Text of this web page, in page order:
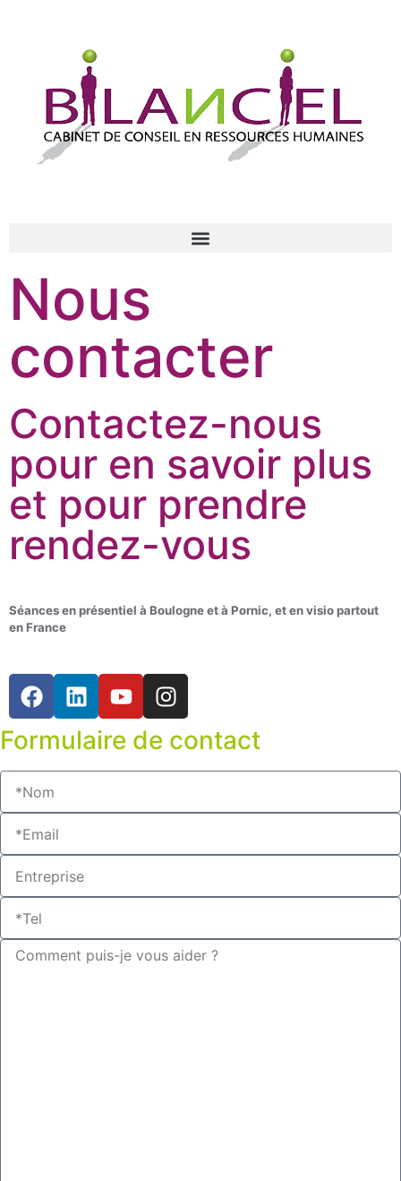
Nous
contacter
Contactez-nous
pour en savoir plus
et pour prendre
rendez-vous
Séances en présentiel à Boulogne et à Pornic, et en visio partout
en France
Formulaire de contact